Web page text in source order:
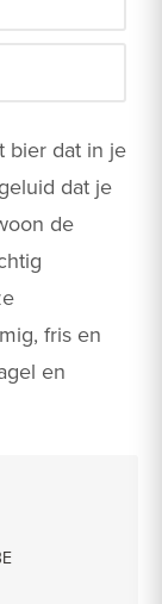
bier dat in je
dat je
de
fris en
en